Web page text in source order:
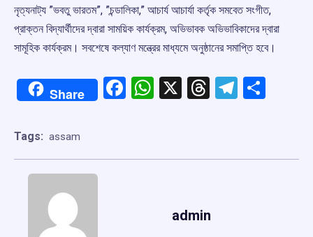
নৃত্যনাট্য ”ভবতু ভারতম”, ”চন্ডালিকা,” আচার্য আচার্যা কর্তৃক সমবেত সংগীত,
প্রাক্তন বিদ্যার্থীদের দ্বারা সাময়িক কার্যক্রম, অভিভাবক অভিভাবিকাদের দ্বারা
সামূহিক কার্যক্রম। সবশেষে কল্যাণ মন্ত্রের মাধ্যমে অনুষ্ঠানের সমাপ্তি হবে।
Share Facebook
WhatsApp
X Threads
Tags: assam
admin